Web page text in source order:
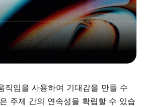
직임을 사용하여 기대감을 만들 수
주제 간의 연속성을 확립할 수 있습